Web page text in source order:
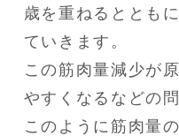
歳を重ねるととも
ていきます。
この筋肉量減少が
やすくなるなどの
このように筋肉量